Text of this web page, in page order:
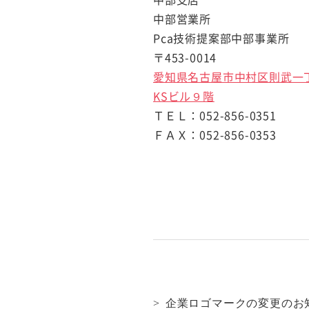
中部営業所
Pca技術提案部中部事業所
〒453-0014
愛知県名古屋市中村区則武
KSビル９階
ＴＥＬ：052-856-0351
ＦＡＸ：052-856-0353
企業ロゴマークの変更のお